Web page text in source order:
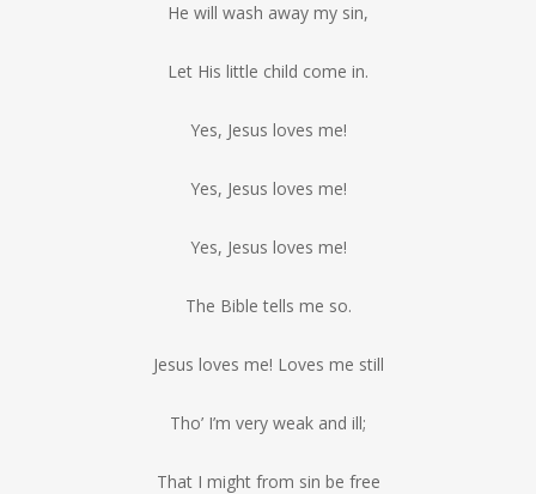
He will wash away my sin,
Let His little child come in.
Yes, Jesus loves me!
Yes, Jesus loves me!
Yes, Jesus loves me!
The Bible tells me so.
Jesus loves me! Loves me still
Tho’ I’m very weak and ill;
That I might from sin be free